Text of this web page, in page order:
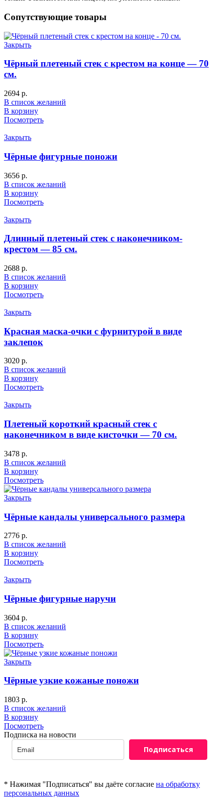
Сопутствующие товары
Закрыть
Чёрный плетеный стек с крестом на конце — 70
см.
2694 р.
В список желаний
В корзину
Посмотреть
Закрыть
Чёрные фигурные поножи
3656 р.
В список желаний
В корзину
Посмотреть
Закрыть
Длинный плетеный стек с наконечником-
крестом — 85 см.
2688 р.
В список желаний
В корзину
Посмотреть
Закрыть
Красная маска-очки с фурнитурой в виде
заклепок
3020 р.
В список желаний
В корзину
Посмотреть
Закрыть
Плетеный короткий красный стек с
наконечником в виде кисточки — 70 см.
3478 р.
В список желаний
В корзину
Посмотреть
Закрыть
Чёрные кандалы универсального размера
2776 р.
В список желаний
В корзину
Посмотреть
Закрыть
Чёрные фигурные наручи
3604 р.
В список желаний
В корзину
Посмотреть
Закрыть
Чёрные узкие кожаные поножи
1803 р.
В список желаний
В корзину
Посмотреть
Подписка на новости
Подписаться
* Нажимая "Подписаться" вы даёте согласие на обработку
персональных данных